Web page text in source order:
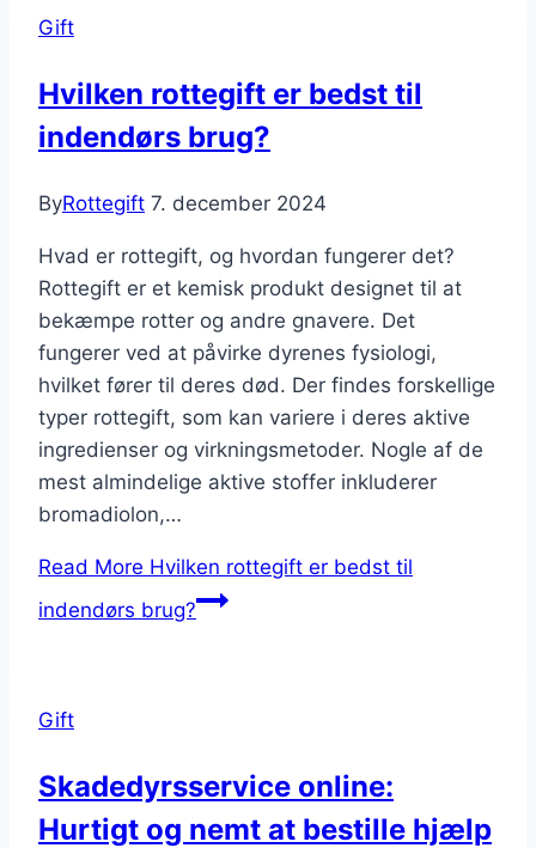
Gift
Hvilken rottegift er bedst til
indendørs brug?
ByRottegift 7. december 2024
Hvad er rottegift, og hvordan fungerer det?
Rottegift er et kemisk produkt designet til at
bekæmpe rotter og andre gnavere. Det
fungerer ved at påvirke dyrenes fysiologi,
hvilket fører til deres død. Der findes forskellige
typer rottegift, som kan variere i deres aktive
ingredienser og virkningsmetoder. Nogle af de
mest almindelige aktive stoffer inkluderer
bromadiolon,…
Read More Hvilken rottegift er bedst til
indendørs brug?
Gift
Skadedyrsservice online:
Hurtigt og nemt at bestille hjælp